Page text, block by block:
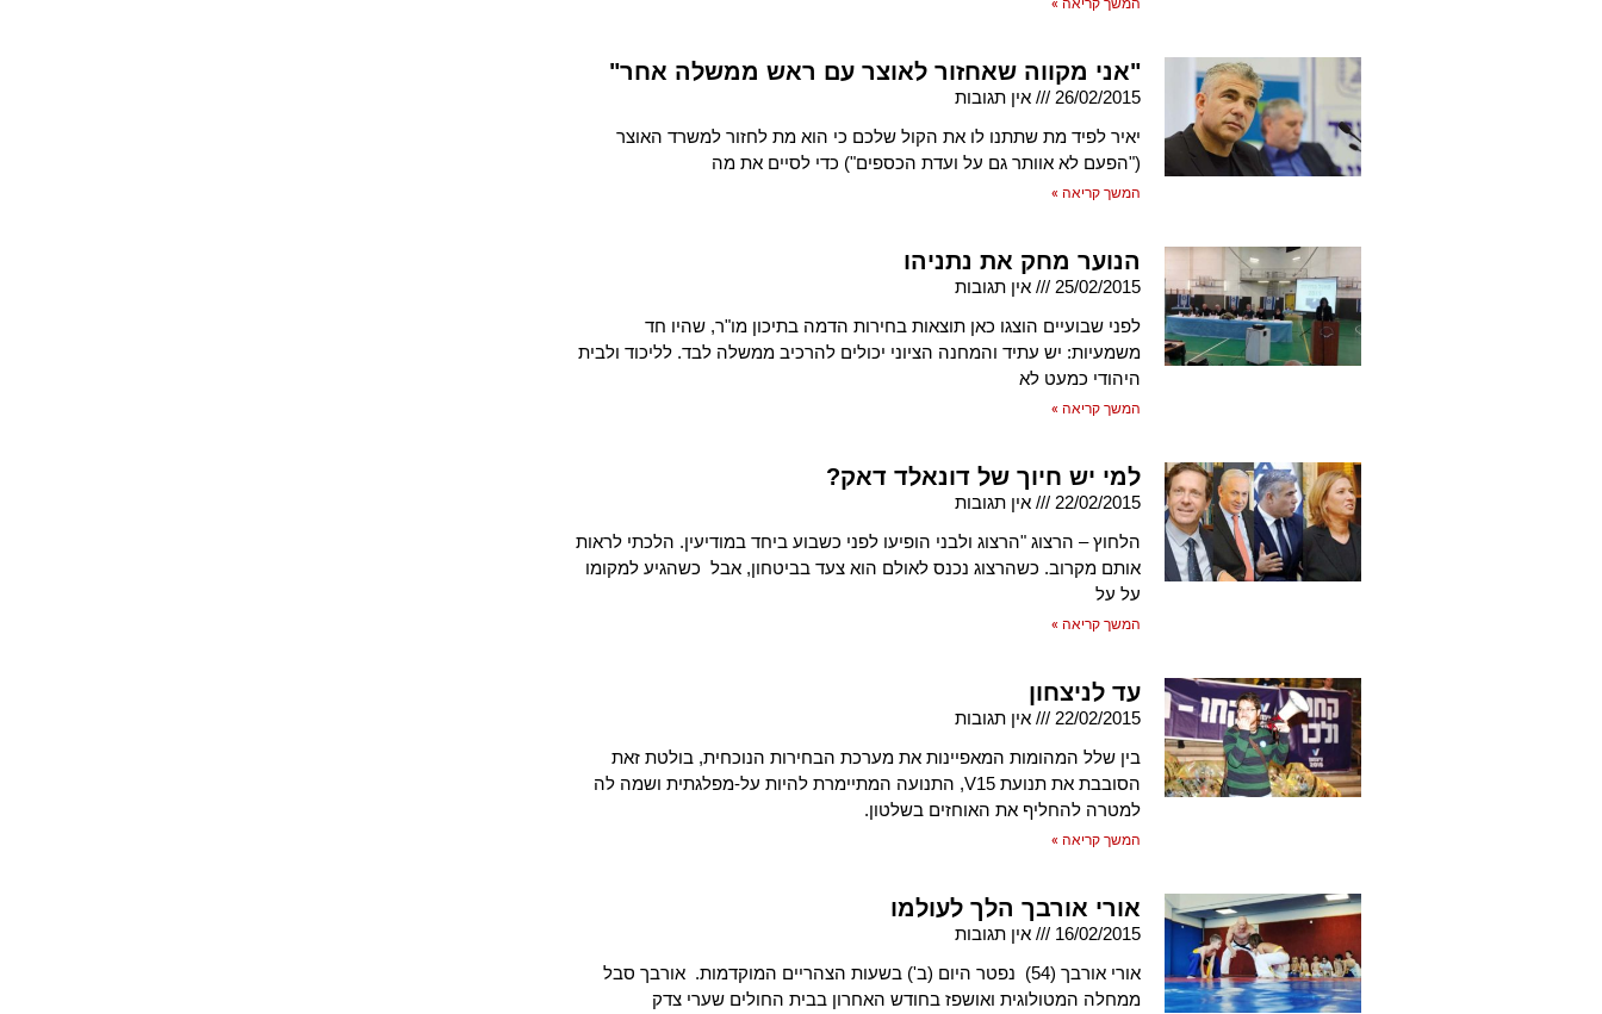
המשך קריאה »
"אני מקווה שאחזור לאוצר עם ראש ממשלה אחר"
26/02/2015
אין תגובות
יאיר לפיד מת שתתנו לו את הקול שלכם כי הוא מת לחזור למשרד האוצר
("הפעם לא אוותר גם על ועדת הכספים") כדי לסיים את מה
המשך קריאה »
הנוער מחק את נתניהו
25/02/2015
אין תגובות
לפני שבועיים הוצגו כאן תוצאות בחירות הדמה בתיכון מו"ר, שהיו חד
משמעיות: יש עתיד והמחנה הציוני יכולים להרכיב ממשלה לבד. לליכוד ולבית
היהודי כמעט לא
המשך קריאה »
למי יש חיוך של דונאלד דאק?
22/02/2015
אין תגובות
הלחוץ – הרצוג "הרצוג ולבני הופיעו לפני כשבוע ביחד במודיעין. הלכתי לראות
אותם מקרוב. כשהרצוג נכנס לאולם הוא צעד בביטחון, אבל כשהגיע למקומו
על על
המשך קריאה »
עד לניצחון
22/02/2015
אין תגובות
בין שלל המהומות המאפיינות את מערכת הבחירות הנוכחית, בולטת זאת
הסובבת את תנועת V15, התנועה המתיימרת להיות על-מפלגתית ושמה לה
למטרה להחליף את האוחזים בשלטון.
המשך קריאה »
אורי אורבך הלך לעולמו
16/02/2015
אין תגובות
אורי אורבך (54) נפטר היום (ב') בשעות הצהריים המוקדמות. אורבך סבל
ממחלה המטולוגית ואושפז בחודש האחרון בבית החולים שערי צדק